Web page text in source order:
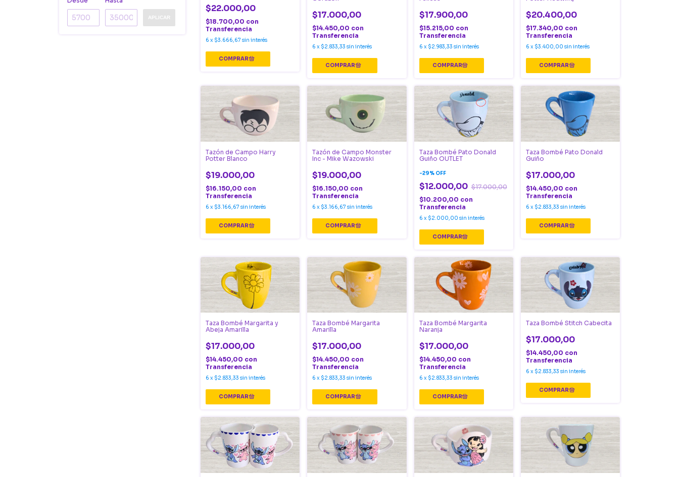
APLICAR
$22.000,00
$18.700,00 con
Transferencia
6 x $3.666,67 sin interés
$17.000,00
$14.450,00 con
Transferencia
6 x $2.833,33 sin interés
$17.900,00
$15.215,00 con
Transferencia
6 x $2.983,33 sin interés
$20.400,00
$17.340,00 con
Transferencia
6 x $3.400,00 sin interés
Tazón de Campo Harry
Potter Blanco
$19.000,00
$16.150,00 con
Transferencia
6 x $3.166,67 sin interés
Tazón de Campo Monster
Inc - Mike Wazowski
$19.000,00
$16.150,00 con
Transferencia
6 x $3.166,67 sin interés
Taza Bombé Pato Donald
Guiño OUTLET
-29% OFF
$12.000,00 $17.000,00
$10.200,00 con
Transferencia
6 x $2.000,00 sin interés
Taza Bombé Pato Donald
Guiño
$17.000,00
$14.450,00 con
Transferencia
6 x $2.833,33 sin interés
Taza Bombé Margarita y
Abeja Amarilla
$17.000,00
$14.450,00 con
Transferencia
6 x $2.833,33 sin interés
Taza Bombé Margarita
Amarilla
$17.000,00
$14.450,00 con
Transferencia
6 x $2.833,33 sin interés
Taza Bombé Margarita
Naranja
$17.000,00
$14.450,00 con
Transferencia
6 x $2.833,33 sin interés
Taza Bombé Stitch Cabecita
$17.000,00
$14.450,00 con
Transferencia
6 x $2.833,33 sin interés